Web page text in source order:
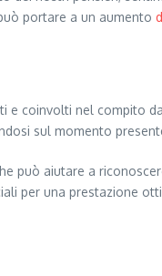
portare a un aumento
coinvolti nel compito
sul momento
può aiutare a
per una prestazione